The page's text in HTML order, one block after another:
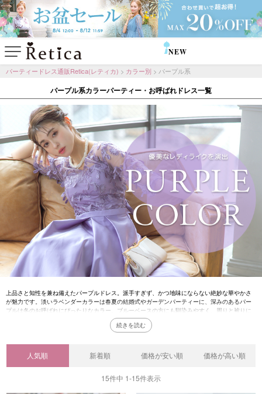
NEW
パーティードレス通販Retica(レティカ) カラー別 パープル系
パープル系カラーパーティー・お呼ばれドレス一覧
上品さと知性を兼ね備えたパープルドレス。派手すぎず、かつ地味にならない絶妙な華やかさ
が魅力です。淡いラベンダーカラーは春夏の結婚式やガーデンパーティーに、深みのあるパー
プルは冬のお呼ばれにぴったりなカラー。ブルーベースの方にも馴染みやすく、周りと被りに
くいカラーなので自分らしい個性を表現したい方にぴったりです。
人気順 新着順 価格が安い順 価格が高い順
15件中 1-15件表示